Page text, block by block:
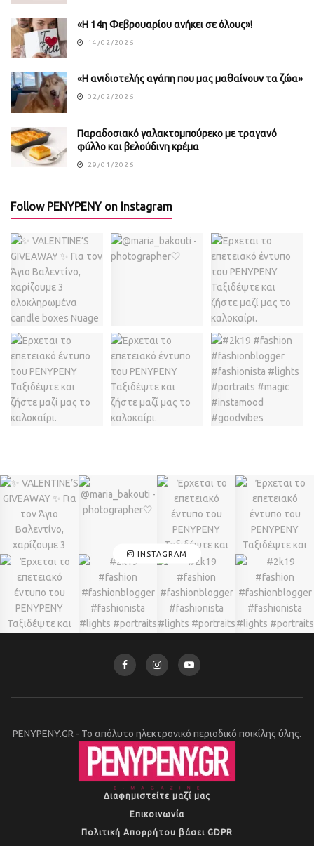
«Η 14η Φεβρουαρίου ανήκει σε όλους»!
14/02/2026
«Η ανιδιοτελής αγάπη που μας μαθαίνουν τα ζώα»
02/02/2026
Παραδοσιακό γαλακτομπούρεκο με τραγανό
φύλλο και βελούδινη κρέμα
29/01/2026
Follow PENYPENY on Instagram
INSTAGRAM
PENYPENY.GR - Το απόλυτο ηλεκτρονικό περιοδικό ποικίλης ύλης.
Διαφημιστείτε μαζί μας
Επικοινωνία
Πολιτική Απορρήτου βάσει GDPR